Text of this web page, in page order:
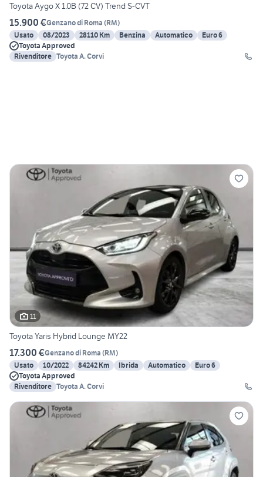
Toyota Aygo X 1.0B (72 CV) Trend S-CVT
15.900 €Genzano di Roma (RM)
Usato
08/2023 28110 Km Benzina Automatico
Euro 6
Toyota Approved
Rivenditore Toyota A. Corvi
11
Toyota Yaris Hybrid Lounge MY22
17.300 €Genzano di Roma (RM)
Usato
10/2022 84242 Km Ibrida Automatico
Euro 6
Toyota Approved
Rivenditore Toyota A. Corvi